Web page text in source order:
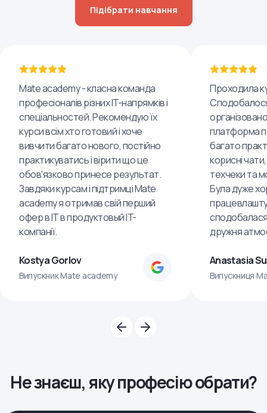
Підібрати навчання
Mate academy - класна команда
професіоналів різних IT-напрямків і
спеціальностей. Рекомендую їх
курси всім хто готовий і хоче
вивчити багато нового, постійно
практикуватись і вірити що це
обов'язково принесе результат.
Завдяки курсам і підтримці Mate
academy я отримав свій перший
офер в IT в продуктовый IT-
компанії.
Kostya Gorlov
Випускник Mate academy
Проходила
платформа
багато
корисні
техчеки та
Була дуже
дружня
Anastasia
Випускниця
Не знаєш, яку професію обрати?